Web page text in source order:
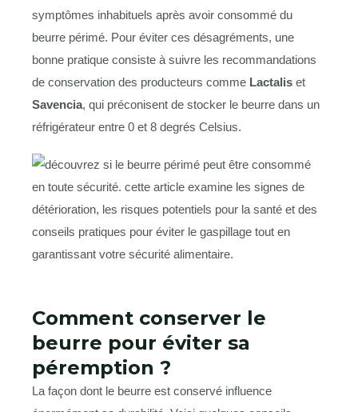
symptômes inhabituels après avoir consommé du
beurre périmé. Pour éviter ces désagréments, une
bonne pratique consiste à suivre les recommandations
de conservation des producteurs comme Lactalis et
Savencia, qui préconisent de stocker le beurre dans un
réfrigérateur entre 0 et 8 degrés Celsius.
Comment conserver le
beurre pour éviter sa
péremption ?
La façon dont le beurre est conservé influence